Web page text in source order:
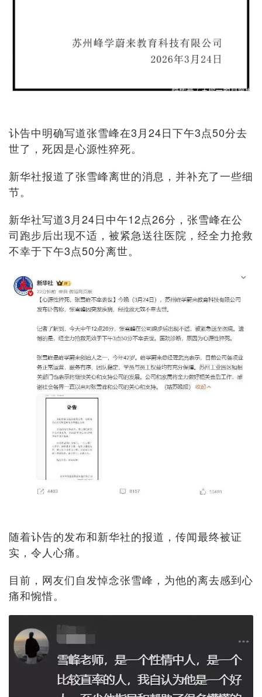
讣告中明确写道张雪峰在3月24日下午3点50分去
世了，死因是心源性猝死。
新华社报道了张雪峰离世的消息，并补充了一些细
节。
新华社写道3月24日中午12点26分，张雪峰在公
司跑步后出现不适，被紧急送往医院，经全力抢救
不幸于下午3点50分离世。
随着讣告的发布和新华社的报道，传闻最终被证
实，令人心痛。
目前，网友们自发悼念张雪峰，为他的离去感到心
痛和惋惜。